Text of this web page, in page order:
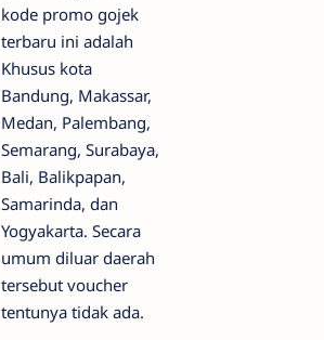
kode promo gojek
terbaru ini adalah
Khusus kota
Bandung, Makassar,
Medan, Palembang,
Semarang, Surabaya,
Bali, Balikpapan,
Samarinda, dan
Yogyakarta. Secara
umum diluar daerah
tersebut voucher
tentunya tidak ada.